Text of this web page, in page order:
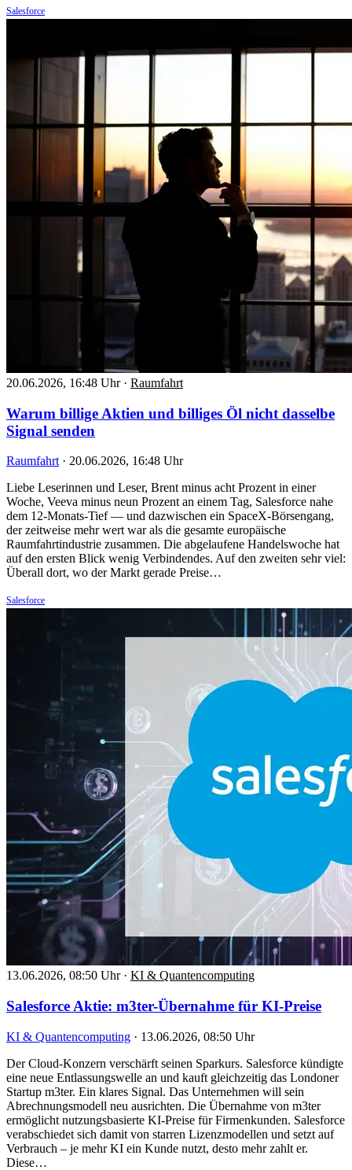
Salesforce
20.06.2026, 16:48 Uhr · Raumfahrt
Warum billige Aktien und billiges Öl nicht dasselbe
Signal senden
Raumfahrt · 20.06.2026, 16:48 Uhr
Liebe Leserinnen und Leser, Brent minus acht Prozent in einer
Woche, Veeva minus neun Prozent an einem Tag, Salesforce nahe
dem 12-Monats-Tief — und dazwischen ein SpaceX-Börsengang,
der zeitweise mehr wert war als die gesamte europäische
Raumfahrtindustrie zusammen. Die abgelaufene Handelswoche hat
auf den ersten Blick wenig Verbindendes. Auf den zweiten sehr viel:
Überall dort, wo der Markt gerade Preise…
Salesforce
13.06.2026, 08:50 Uhr · KI & Quantencomputing
Salesforce Aktie: m3ter-Übernahme für KI-Preise
KI & Quantencomputing · 13.06.2026, 08:50 Uhr
Der Cloud-Konzern verschärft seinen Sparkurs. Salesforce kündigte
eine neue Entlassungswelle an und kauft gleichzeitig das Londoner
Startup m3ter. Ein klares Signal. Das Unternehmen will sein
Abrechnungsmodell neu ausrichten. Die Übernahme von m3ter
ermöglicht nutzungsbasierte KI-Preise für Firmenkunden. Salesforce
verabschiedet sich damit von starren Lizenzmodellen und setzt auf
Verbrauch – je mehr KI ein Kunde nutzt, desto mehr zahlt er.
Diese…